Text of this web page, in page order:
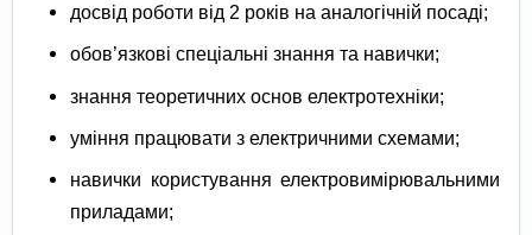
досвід роботи від 2 років на аналогічній посаді;
обов’язкові спеціальні знання та навички;
знання теоретичних основ електротехніки;
уміння працювати з електричними схемами;
навички користування електровимірювальними
приладами;